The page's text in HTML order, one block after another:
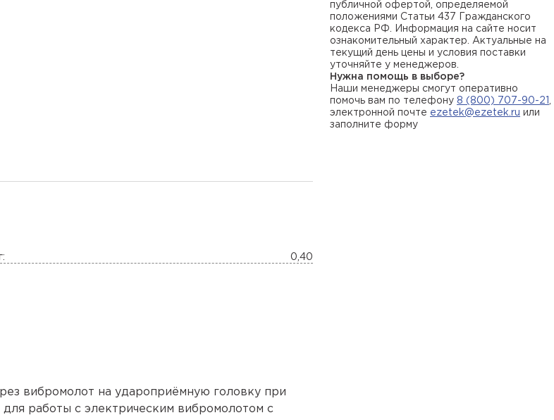
публичной офертой, определяемой
положениями Статьи 437 Гражданского
кодекса РФ. Информация на сайте носит
ознакомительный характер. Актуальные на
текущий день цены и условия поставки
уточняйте у менеджеров.
Нужна помощь в выборе?
Наши менеджеры смогут оперативно
помочь вам по телефону 8 (800) 707-90-21
электронной почте ezetek@ezetek.ru или
заполните форму
0,40
вибромолот на удароприёмную головку при
работы с электрическим вибромолотом с